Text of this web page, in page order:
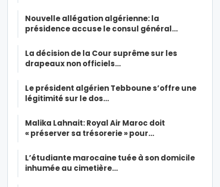
Nouvelle allégation algérienne: la
présidence accuse le consul général…
La décision de la Cour suprême sur les
drapeaux non officiels…
Le président algérien Tebboune s’offre une
légitimité sur le dos…
Malika Lahnait: Royal Air Maroc doit
« préserver sa trésorerie » pour…
L’étudiante marocaine tuée à son domicile
inhumée au cimetière…